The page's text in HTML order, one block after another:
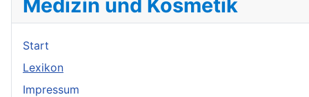
Medizin und Kosmetik
Start
Lexikon
Impressum